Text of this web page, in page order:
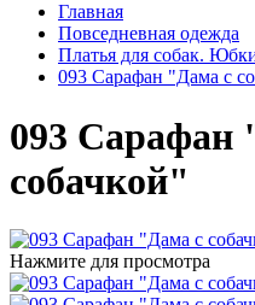
Главная
Повседневная одежда
Платья для собак.
093 Сарафан "Дама с
093 Сарафан
собачкой"
Нажмите для просмотра